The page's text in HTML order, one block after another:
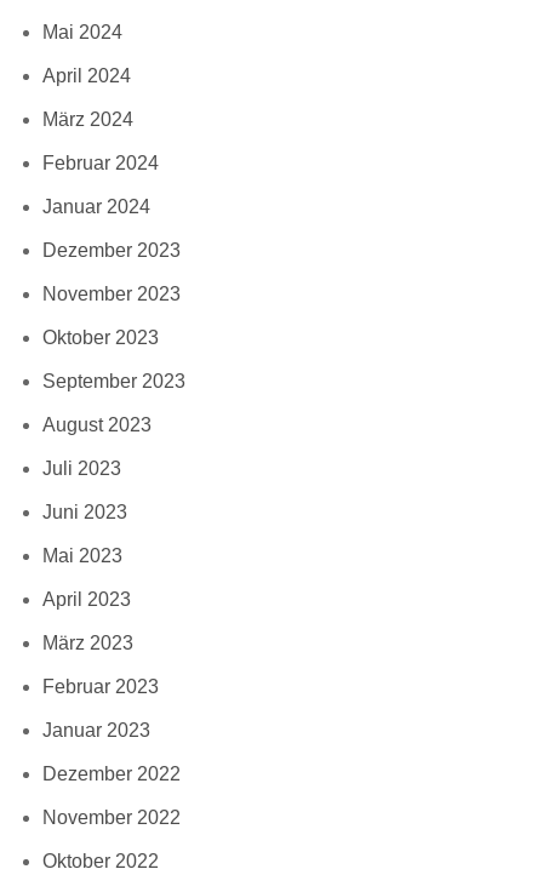
Mai 2024
April 2024
März 2024
Februar 2024
Januar 2024
Dezember 2023
November 2023
Oktober 2023
September 2023
August 2023
Juli 2023
Juni 2023
Mai 2023
April 2023
März 2023
Februar 2023
Januar 2023
Dezember 2022
November 2022
Oktober 2022